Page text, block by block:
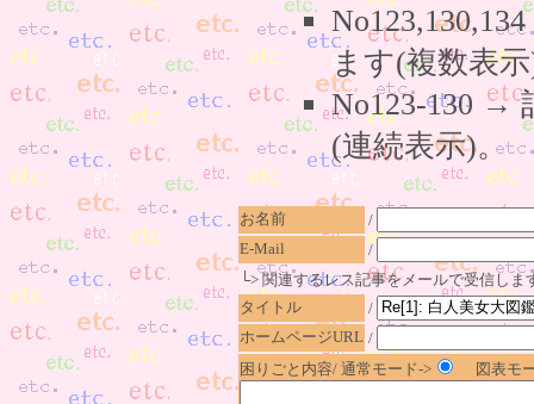
ます(複数表
No123-130 →
(連続表示)。
お名前
/
E-Mail
/
└> 関連するレス記事をメールで受信しま
タイトル
/
ホームページURL /
困りごと内容/ 通常モード->
図表モ